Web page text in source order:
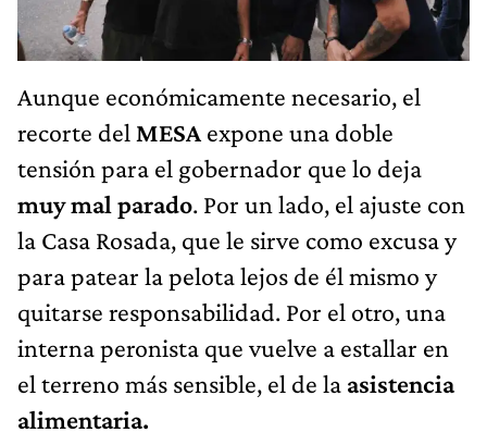
Aunque económicamente necesario, el
recorte del MESA expone una doble
tensión para el gobernador que lo deja
muy mal parado. Por un lado, el ajuste con
la Casa Rosada, que le sirve como excusa y
para patear la pelota lejos de él mismo y
quitarse responsabilidad. Por el otro, una
interna peronista que vuelve a estallar en
el terreno más sensible, el de la asistencia
alimentaria.